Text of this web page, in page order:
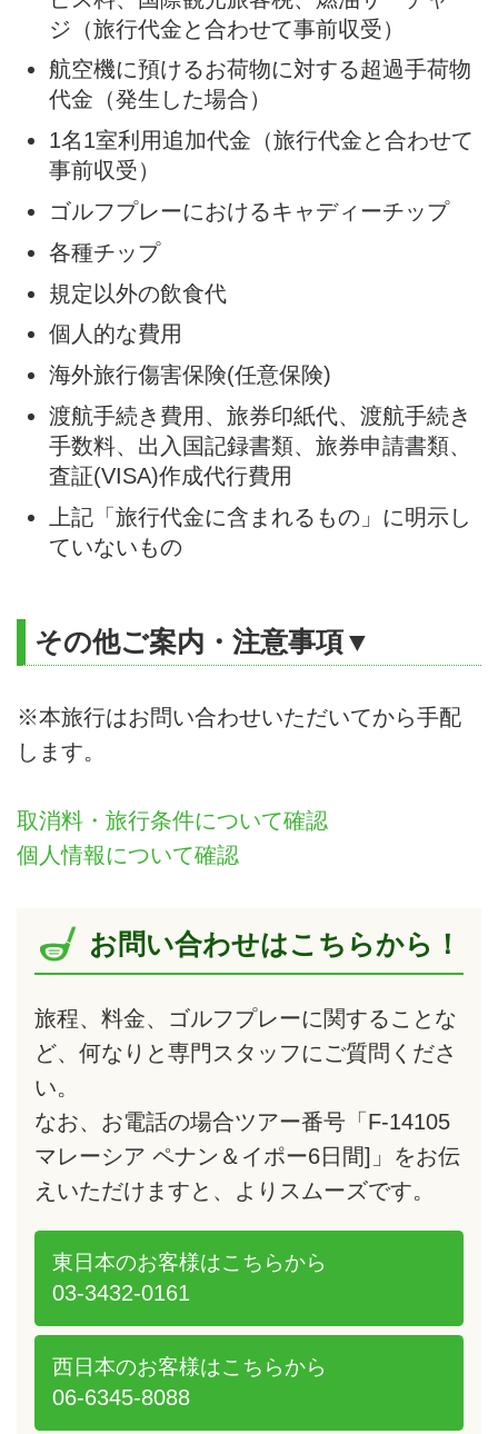
ジ（旅行代金と合わせて事前収受）
航空機に預けるお荷物に対する超過手荷物
代金（発生した場合）
1名1室利用追加代金（旅行代金と合わせて
事前収受）
ゴルフプレーにおけるキャディーチップ
各種チップ
規定以外の飲食代
個人的な費用
海外旅行傷害保険(任意保険)
渡航手続き費用、旅券印紙代、渡航手続き
手数料、出入国記録書類、旅券申請書類、
査証(VISA)作成代行費用
上記「旅行代金に含まれるもの」に明示し
ていないもの
その他ご案内・注意事項▼
※本旅行はお問い合わせいただいてから手配
します。
取消料・旅行条件について確認
個人情報について確認
お問い合わせはこちらから！
旅程、料金、ゴルフプレーに関することな
ど、何なりと専門スタッフにご質問くださ
い。
なお、お電話の場合ツアー番号「F-14105
マレーシア ペナン＆イポー6日間]」をお伝
えいただけますと、よりスムーズです。
東日本のお客様はこちらから
03-3432-0161
西日本のお客様はこちらから
06-6345-8088